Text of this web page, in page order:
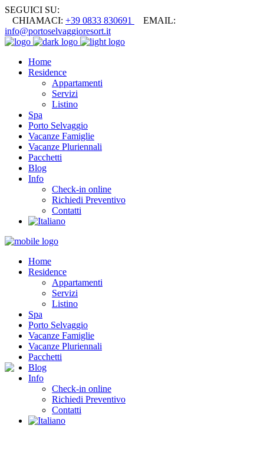
SEGUICI SU:
CHIAMACI: +39 0833 830691
EMAIL:
info@portoselvaggioresort.it
Home
Residence
Appartamenti
Servizi
Listino
Spa
Porto Selvaggio
Vacanze Famiglie
Vacanze Pluriennali
Pacchetti
Blog
Info
Check-in online
Richiedi Preventivo
Contatti
Home
Residence
Appartamenti
Servizi
Listino
Spa
Porto Selvaggio
Vacanze Famiglie
Vacanze Pluriennali
Pacchetti
Blog
Info
Check-in online
Richiedi Preventivo
Contatti